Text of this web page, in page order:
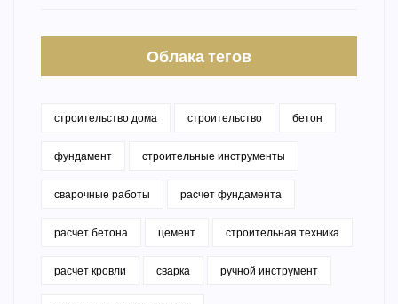
Облака тегов
строительство дома строительство бетон
фундамент строительные инструменты
сварочные работы расчет фундамента
расчет бетона цемент строительная техника
расчет кровли сварка ручной инструмент